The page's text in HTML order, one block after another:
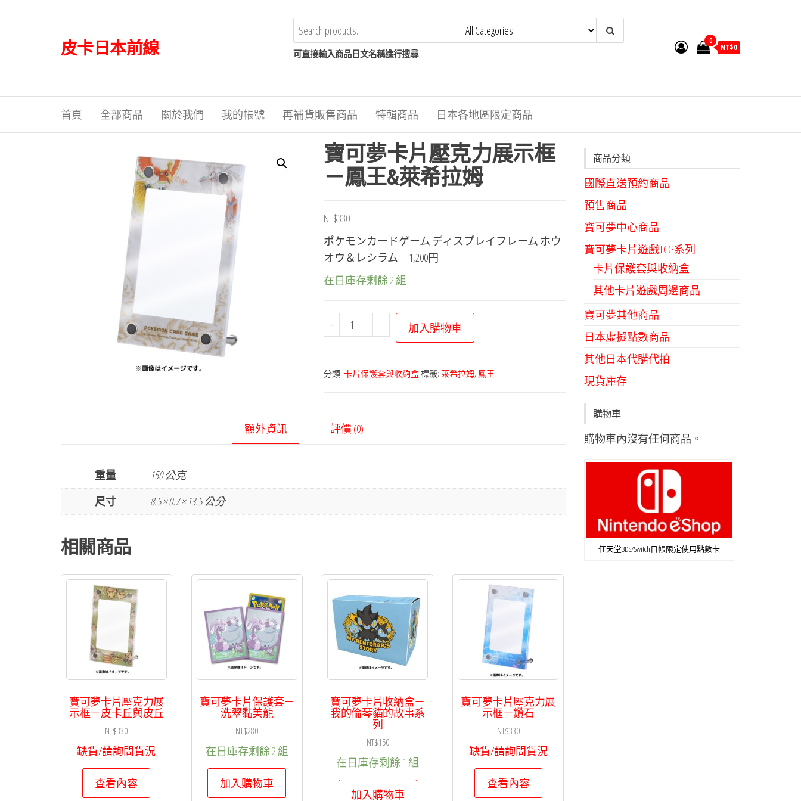
皮卡日本前線 可直接輸入商品日文名稱進行搜尋
0
NT$0
首頁 全部商品 關於我們 我的帳號 再補貨販售商品 特輯商品 日本各地區限定商品
寶可夢卡片壓克力展示框
－鳳王&萊希拉姆
NT$330
ポケモンカードゲーム ディスプレイフレーム ホウ
オウ＆レシラム 1,200円
在日庫存剩餘 2 組
-
可
卡
克
力
框
萊
拉
姆
數
量
+ 加入購物車
分類: 卡片保護套與收納盒標籤: 萊希拉姆, 鳳王
額外資訊 評價 (0)
重量
150 公克
尺寸
8.5 × 0.7 × 13.5 公分
相關商品
寶可夢卡片壓克力展
示框－皮卡丘與皮丘
NT$330
缺貨/請詢問貨況
查看內容
寶可夢卡片保護套－
洗翠黏美龍
NT$280
在日庫存剩餘 2 組
加入購物車
寶可夢卡片收納盒－
我的倫琴貓的故事系
列
NT$150
在日庫存剩餘 1 組
加入購物車
寶可夢卡片壓克力展
示框－鑽石
NT$330
缺貨/請詢問貨況
查看內容
商品分類
國際直送預約商品
預售商品
寶可夢中心商品
寶可夢卡片遊戲TCG系列
卡片保護套與收納盒
其他卡片遊戲周邊商品
寶可夢其他商品
日本虛擬點數商品
其他日本代購代拍
現貨庫存
購物車
購物車內沒有任何商品。
任天堂3DS/Switch日帳限定使用點數卡